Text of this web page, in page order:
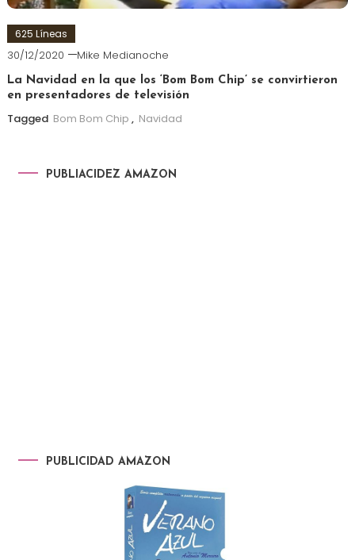
625 Líneas
30/12/2020 Mike Medianoche
La Navidad en la que los ‘Bom Bom Chip’ se convirtieron
en presentadores de televisión
Tagged Bom Bom Chip , Navidad
PUBLIACIDEZ AMAZON
PUBLICIDAD AMAZON